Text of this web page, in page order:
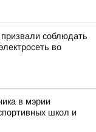
призвали соблюдать
во
в мэрии
школ и